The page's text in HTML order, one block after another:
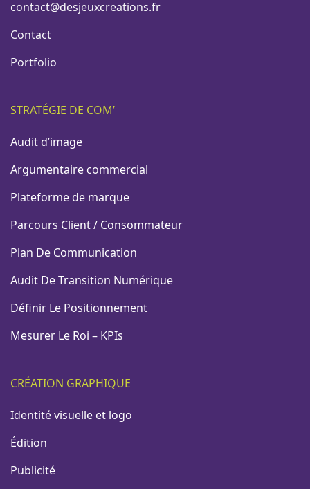
contact@desjeuxcreations.fr
Contact
Portfolio
STRATÉGIE DE COM’
Audit d’image
Argumentaire commercial
Plateforme de marque
Parcours Client / Consommateur
Plan De Communication
Audit De Transition Numérique
Définir Le Positionnement
Mesurer Le Roi – KPIs
CRÉATION GRAPHIQUE
Identité visuelle et logo
Édition
Publicité